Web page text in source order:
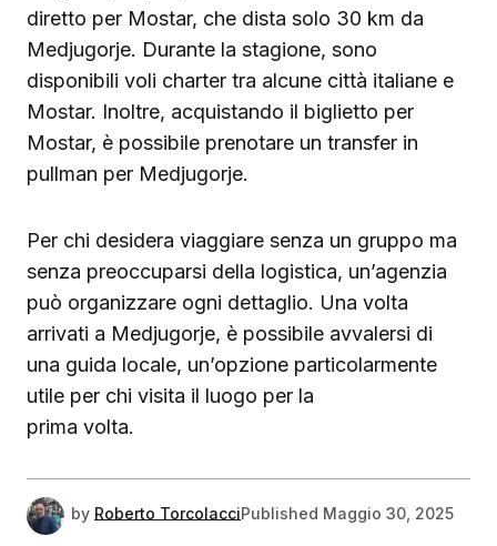
diretto per Mostar, che dista solo 30 km da
Medjugorje. Durante la stagione, sono
disponibili voli charter tra alcune città italiane e
Mostar. Inoltre, acquistando il biglietto per
Mostar, è possibile prenotare un transfer in
pullman per Medjugorje.
Per chi desidera viaggiare senza un gruppo ma
senza preoccuparsi della logistica, un’agenzia
può organizzare ogni dettaglio. Una volta
arrivati a Medjugorje, è possibile avvalersi di
una guida locale, un’opzione particolarmente
utile per chi visita il luogo per la
prima volta.
by Roberto TorcolacciPublished Maggio 30, 2025